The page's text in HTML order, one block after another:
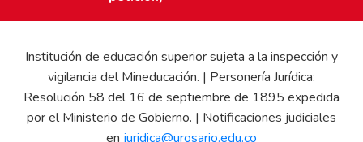
Institución de educación superior sujeta a la inspección y
vigilancia del Mineducación. | Personería Jurídica:
Resolución 58 del 16 de septiembre de 1895 expedida
por el Ministerio de Gobierno. | Notificaciones judiciales
en juridica@urosario.edu.co